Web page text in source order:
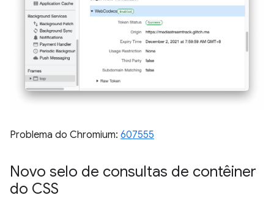
Problema do Chromium: 607555
Novo selo de consultas de contêiner
do CSS